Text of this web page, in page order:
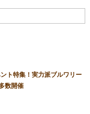
ト特集！実力派ブルワリー
数開催